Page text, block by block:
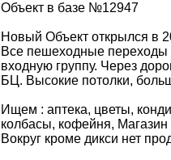
Объект в базе №12947
Новый Объект открылся в
Все пешеходные переходы
входную группу. Через
БЦ. Высокие потолки,
Ищем : аптека, цветы,
колбасы, кофейня, Магазин
Вокруг кроме дикси нет